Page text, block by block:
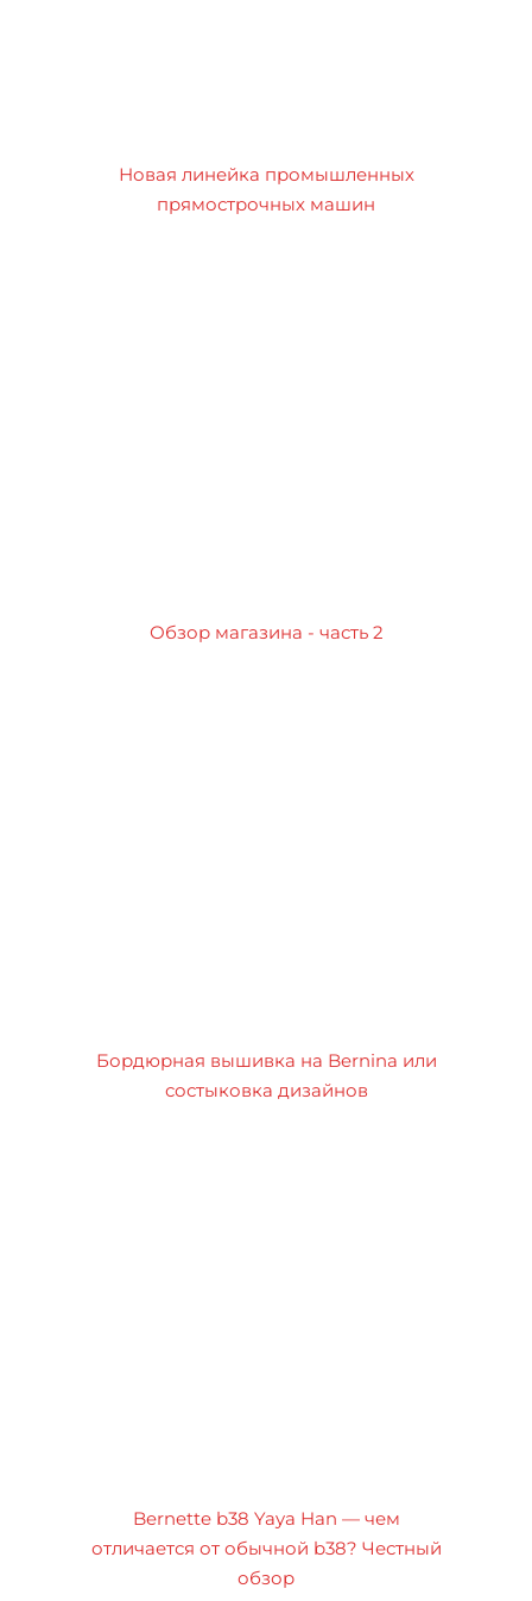
Новая линейка промышленных
прямострочных машин
Обзор магазина - часть 2
Бордюрная вышивка на Bernina или
состыковка дизайнов
Bernette b38 Yaya Han — чем
отличается от обычной b38? Честный
обзор